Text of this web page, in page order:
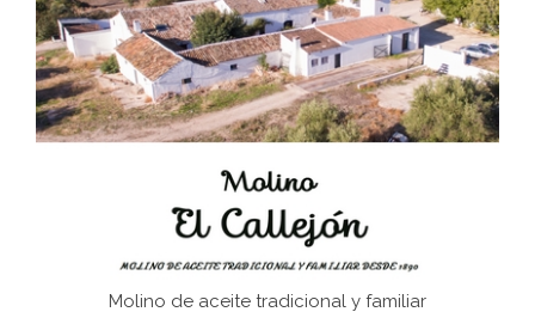
afán de saber a la autogestión
Historia y vivencias del poblado de Los Hurones
Memoria inacabada
Molino de aceite tradicional y familiar